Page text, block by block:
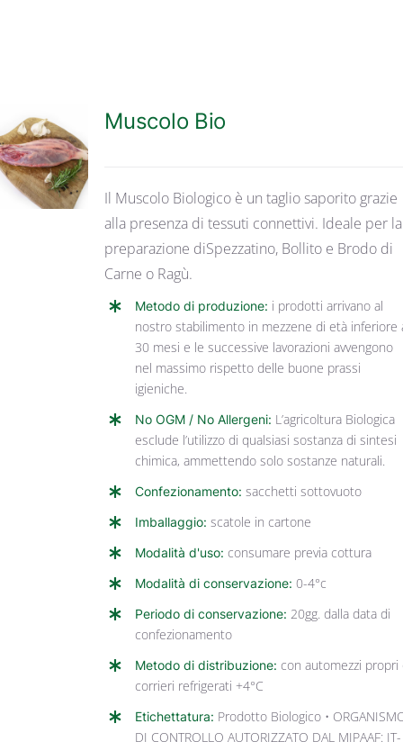
DETTAGLI
Muscolo Bio
Il Muscolo Biologico è un taglio saporito grazie
alla presenza di tessuti connettivi. Ideale per la
preparazione diSpezzatino, Bollito e Brodo di
Carne o Ragù.
Metodo di produzione: i prodotti arrivano al
nostro stabilimento in mezzene di età inferiore
30 mesi e le successive lavorazioni avvengono
nel massimo rispetto delle buone prassi
igieniche.
No OGM / No Allergeni: L’agricoltura Biologica
esclude l’utilizzo di qualsiasi sostanza di sintesi
chimica, ammettendo solo sostanze naturali.
Confezionamento: sacchetti sottovuoto
Imballaggio: scatole in cartone
Modalità d'uso: consumare previa cottura
Modalità di conservazione: 0-4°c
Periodo di conservazione: 20gg. dalla data di
confezionamento
Metodo di distribuzione: con automezzi propri
corrieri refrigerati +4°C
Etichettatura: Prodotto Biologico •
DI CONTROLLO AUTORIZZATO DAL MIPAAF: IT-